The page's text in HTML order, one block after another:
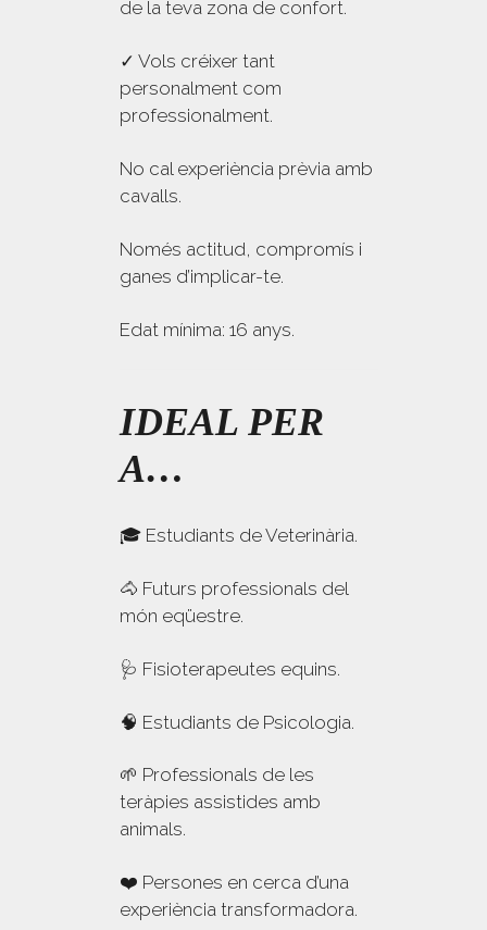
de la teva zona de confort.
✓ Vols créixer tant
personalment com
professionalment.
No cal experiència prèvia amb
cavalls.
Només actitud, compromís i
ganes d’implicar-te.
Edat mínima: 16 anys.
IDEAL PER
A…
🎓 Estudiants de Veterinària.
🐴 Futurs professionals del
món eqüestre.
🩺 Fisioterapeutes equins.
🧠 Estudiants de Psicologia.
🌱 Professionals de les
teràpies assistides amb
animals.
❤️ Persones en cerca d’una
experiència transformadora.